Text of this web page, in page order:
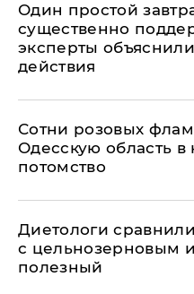
Один простой
существенно
эксперты
действия
Сотни розовых
Одесскую область
потомство
Диетологи
с цельнозерновым
полезный